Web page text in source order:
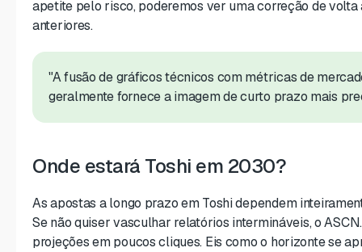
apetite pelo risco, poderemos ver uma correção de volta
anteriores.
"A fusão de gráficos técnicos com métricas de
geralmente fornece a imagem de curto prazo mais
Onde estará Toshi em 2030?
As apostas a longo prazo em Toshi dependem
Se não quiser vasculhar relatórios intermináveis, o
projeções em poucos cliques. Eis como o horizonte se